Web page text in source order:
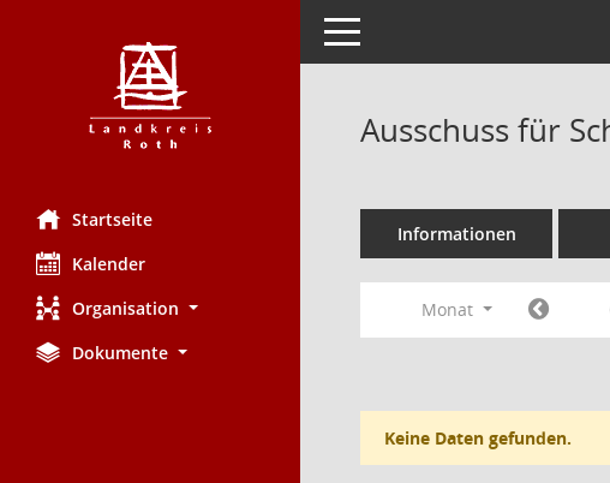
Startseite
Kalender
Organisation
Dokumente
Toggle navigation
Ausschuss für
Informationen
Monat
Keine Daten gefunden.